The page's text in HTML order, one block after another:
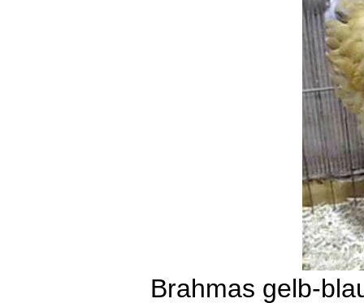
Brahmas gelb-